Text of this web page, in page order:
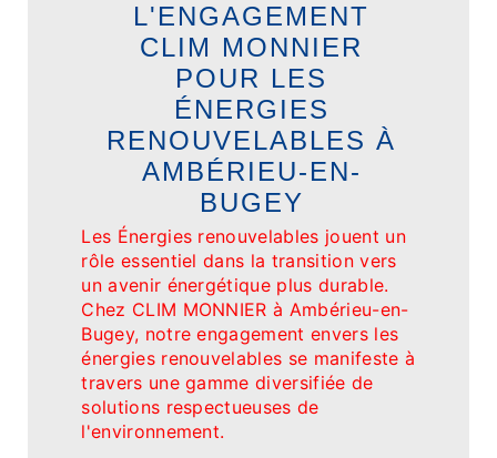
L'ENGAGEMENT
CLIM MONNIER
POUR LES
ÉNERGIES
RENOUVELABLES À
AMBÉRIEU-EN-
BUGEY
Les Énergies renouvelables jouent un
rôle essentiel dans la transition vers
un avenir énergétique plus durable.
Chez CLIM MONNIER à Ambérieu-en-
Bugey, notre engagement envers les
énergies renouvelables se manifeste à
travers une gamme diversifiée de
solutions respectueuses de
l'environnement.